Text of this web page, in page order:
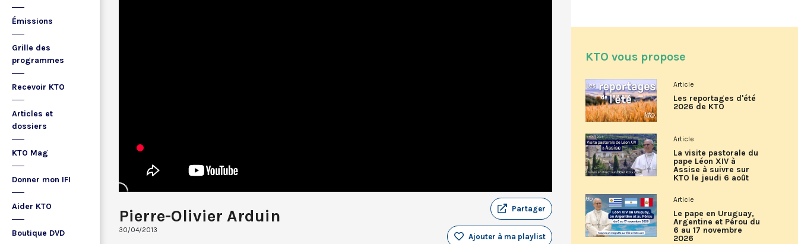
Émissions
Grille des
programmes
Recevoir KTO
Articles et
dossiers
KTO Mag
Donner mon IFI
Aider KTO
Boutique DVD
Pierre-Olivier Arduin
30/04/2013
Partager
Ajouter à ma playlist
KTO vous propose
Article
Les reportages d'été
2026 de KTO
Article
La visite pastorale du
pape Léon XIV à
Assise à suivre sur
KTO le jeudi 6 août
Article
Le pape en Uruguay,
Argentine et Pérou du
6 au 17 novembre
2026